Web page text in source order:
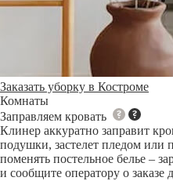
Заказать уборку в Костроме
Комнаты
Заправляем кровать
Клинер аккуратно заправит
подушки, застелет пледом
поменять постельное белье –
и сообщите оператору о заказе